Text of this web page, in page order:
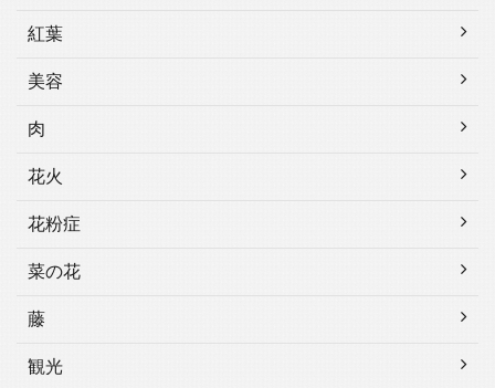
紅葉
美容
肉
花火
花粉症
菜の花
藤
観光